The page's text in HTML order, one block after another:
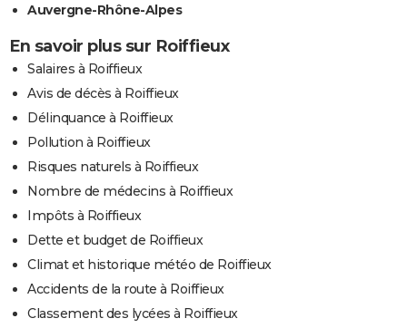
Auvergne-Rhône-Alpes
En savoir plus sur Roiffieux
Salaires à Roiffieux
Avis de décès à Roiffieux
Délinquance à Roiffieux
Pollution à Roiffieux
Risques naturels à Roiffieux
Nombre de médecins à Roiffieux
Impôts à Roiffieux
Dette et budget de Roiffieux
Climat et historique météo de Roiffieux
Accidents de la route à Roiffieux
Classement des lycées à Roiffieux